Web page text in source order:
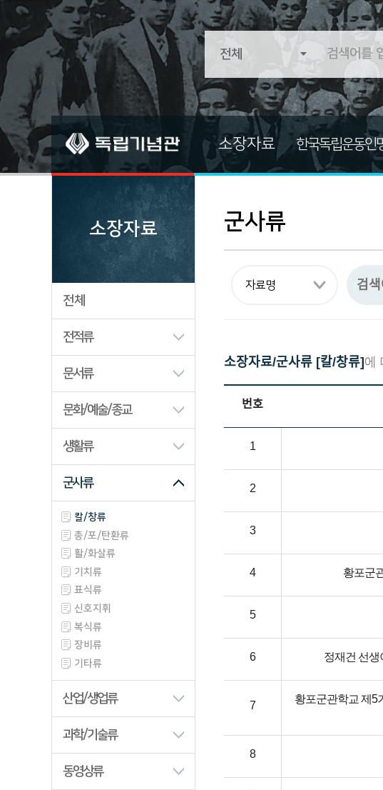
소장자료
소장자료
문서류
문화/예술/종교
생활류
과학/기술류
사진/필름류
기증자료
한국독립운동인
소장자료
전체
전적류
문서류
문화/예술/종교
생활류
군사류
칼/창류
총/포/탄환류
활/화살류
기치류
표식류
신호지휘
복식류
장비류
기타류
산업/생업류
과학/기술류
동영상류
군사류
소장자료/군사류 [칼/창류] 에
번호
1
2
3
4 황포군
5
6 정재건 선생
7
황포군관학교 제5
8